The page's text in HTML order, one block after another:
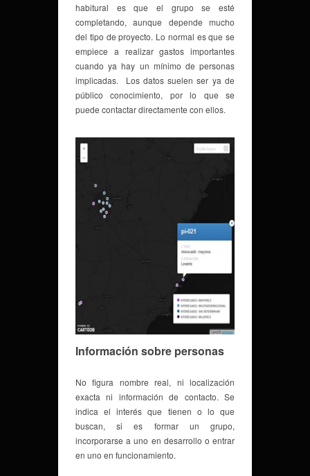
habitural es que el grupo se esté
completando, aunque depende mucho
del tipo de proyecto. Lo normal es que se
empiece a realizar gastos importantes
cuando ya hay un mínimo de personas
implicadas. Los datos suelen ser ya de
público conocimiento, por lo que se
puede contactar directamente con ellos.
Información sobre personas
No figura nombre real, ni localización
exacta ni información de contacto. Se
indica el interés que tienen o lo que
buscan, si es formar un grupo,
incorporarse a uno en desarrollo o entrar
en uno en funcionamiento.